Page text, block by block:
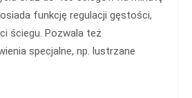
funkcję regulacji gęstości,
ściegu. Pozwala też
specjalne, np. lustrzane